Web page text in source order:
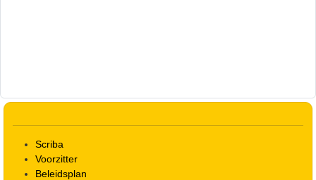
Scriba
Voorzitter
Beleidsplan